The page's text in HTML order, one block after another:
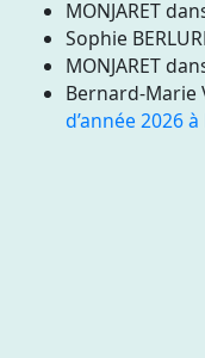
MONJARET
Sophie
MONJARET
Bernard-Marie
d’année 2026